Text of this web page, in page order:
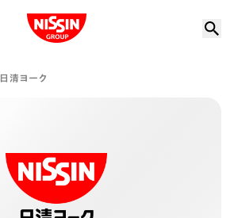
Nissin Group
日清ヨーク